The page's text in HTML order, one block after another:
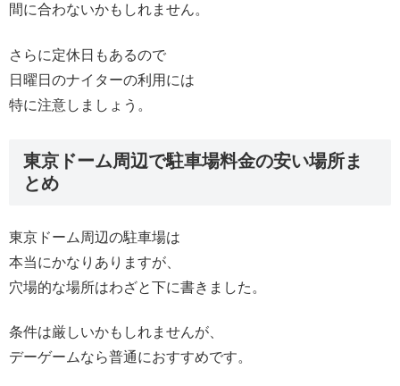
間に合わないかもしれません。
さらに定休日もあるので
日曜日のナイターの利用には
特に注意しましょう。
東京ドーム周辺で駐車場料金の安い場所ま
とめ
東京ドーム周辺の駐車場は
本当にかなりありますが、
穴場的な場所はわざと下に書きました。
条件は厳しいかもしれませんが、
デーゲームなら普通におすすめです。